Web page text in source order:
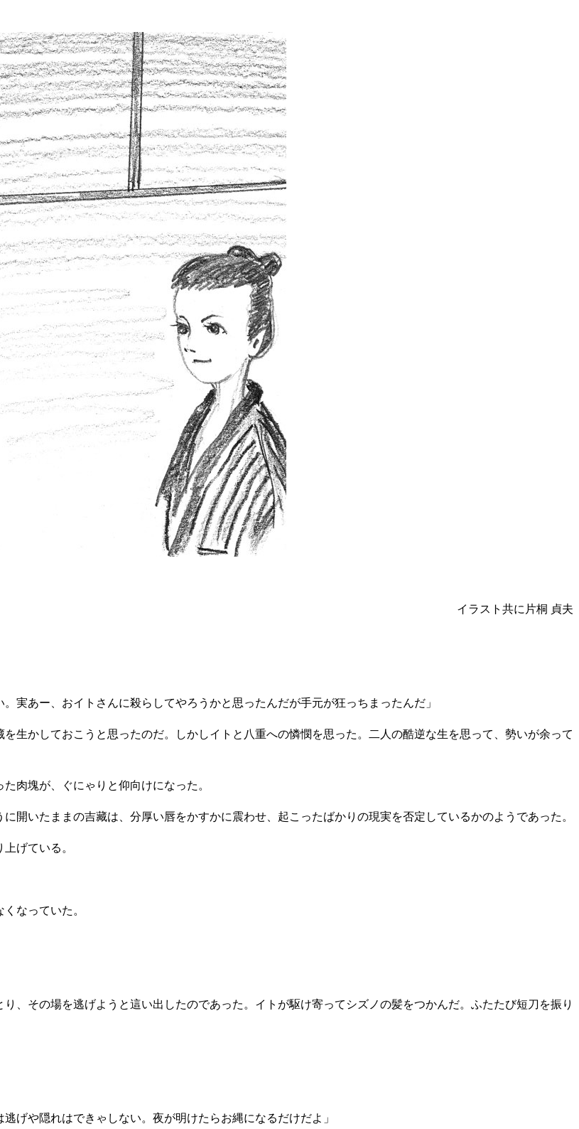
イラスト共に片桐 貞夫
実あー、おイトさんに殺らしてやろうかと思ったんだが手元が狂っちまったんだ」
生かしておこうと思ったのだ。しかしイトと八重への憐憫を思った。二人の酷逆な生を思って、勢いが余って
肉塊が、ぐにゃりと仰向けになった。
いたままの吉藏は、分厚い唇をかすかに震わせ、起こったばかりの現実を否定しているかのようであった。
げている。
なっていた。
、その場を逃げようと這い出したのであった。イトが駆け寄ってシズノの髪をつかんだ。ふたたび短刀を振り
げや隠れはできゃしない。夜が明けたらお縄になるだけだよ」